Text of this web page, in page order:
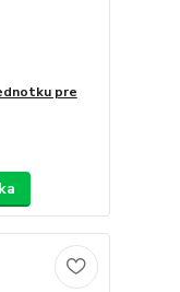
pre